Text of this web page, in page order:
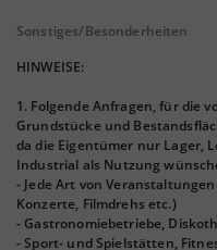
Sonstiges/Besonderheiten
HINWEISE:
1. Folgende Anfragen, für die
Grundstücke und
da die Eigentümer nur Lager,
Industrial als Nutzung
- Jede Art von
Konzerte, Filmdrehs etc.)
- Gastronomiebetriebe,
- Sport- und Spielstätten,